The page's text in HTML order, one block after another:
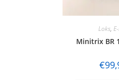
Loks,
Minitrix BR
€